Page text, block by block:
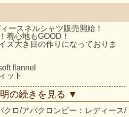
ースネルシャツ販売開始！
着心地もGOOD！
ズ大き目の作りになっておりま
flannel
ット
：Marlie Flannel Shirt採寸結果
寸。）
採寸）
の続きを見る ▼
クロ/アバクロンビー：レディース/